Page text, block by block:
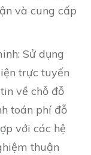
và cung cấp
Sử dụng
trực tuyến
về chỗ đỗ
toán phí đỗ
với các hệ
thuận